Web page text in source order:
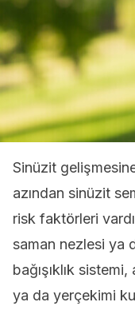
Sinüzit
azından sinüzit
risk faktörleri
saman nezlesi ya
bağışıklık
ya da yerçekimi